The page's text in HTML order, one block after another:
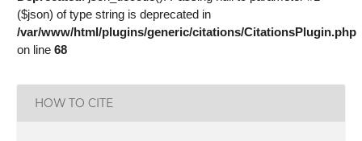
($json) of type string is deprecated in
/var/www/html/plugins/generic/citations/CitationsPlugin.php
on line68
HOW TO CITE